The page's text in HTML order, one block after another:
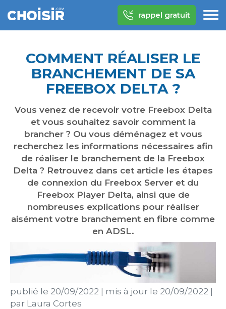
rappel gratuit
COMMENT RÉALISER LE
BRANCHEMENT DE SA
FREEBOX DELTA ?
Vous venez de recevoir votre Freebox Delta
et vous souhaitez savoir comment la
brancher ? Ou vous déménagez et vous
recherchez les informations nécessaires afin
de réaliser le branchement de la Freebox
Delta ? Retrouvez dans cet article les étapes
de connexion du Freebox Server et du
Freebox Player Delta, ainsi que de
nombreuses explications pour réaliser
aisément votre branchement en fibre comme
en ADSL.
publié le 20/09/2022 mis à jour le 20/09/2022
par Laura Cortes